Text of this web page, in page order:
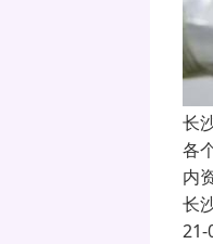
长
各
内
长
21-